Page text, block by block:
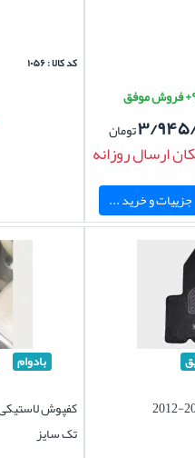
۰۰۰تومان
ارسال روزانه
جزییات و خرید ...
کد کالا : ۱۰۵۶
بادوام
تک سایز